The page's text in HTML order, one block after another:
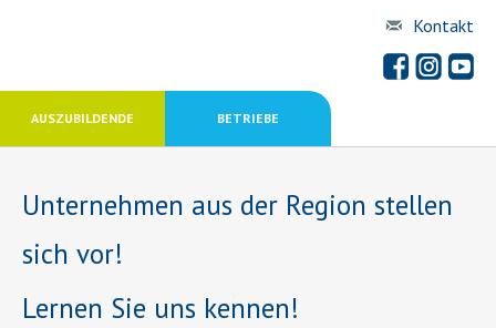
Kontakt
AUSZUBILDENDE BETRIEBE
Unternehmen aus der Region stellen
sich vor!
Lernen Sie uns kennen!